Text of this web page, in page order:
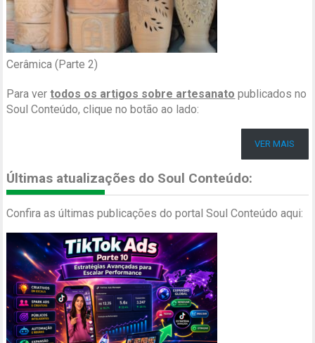
Cerâmica (Parte 2)
Para vertodos os artigos sobre artesanato publicados no
Soul Conteúdo, clique no botão ao lado:
VER MAIS
Últimas atualizações do Soul Conteúdo:
Confira as últimas publicações do portal Soul Conteúdo aqui: